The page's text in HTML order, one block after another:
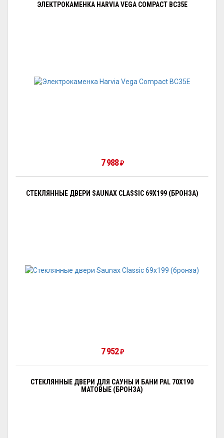
ЭЛЕКТРОКАМЕНКА HARVIA VEGA COMPACT BC35E
7 988₽
СТЕКЛЯННЫЕ ДВЕРИ SAUNAX CLASSIC 69X199 (БРОНЗА)
7 952₽
СТЕКЛЯННЫЕ ДВЕРИ ДЛЯ САУНЫ И БАНИ PAL 70X190
МАТОВЫЕ (БРОНЗА)